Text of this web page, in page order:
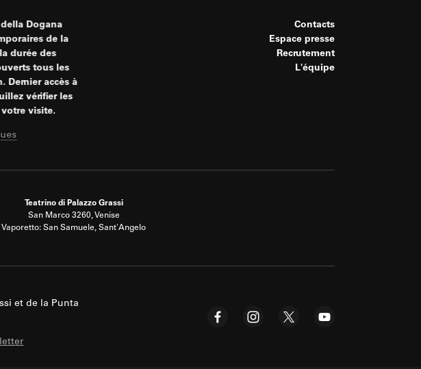
Dogana
de la
durée des
tous les
Dernier accès à
vérifier les
visite.
Contacts
Espace presse
Recrutement
L'équipe
Teatrino di Palazzo Grassi
San Marco 3260, Venise
Vaporetto: San Samuele, Sant'Angelo
et de la Punta